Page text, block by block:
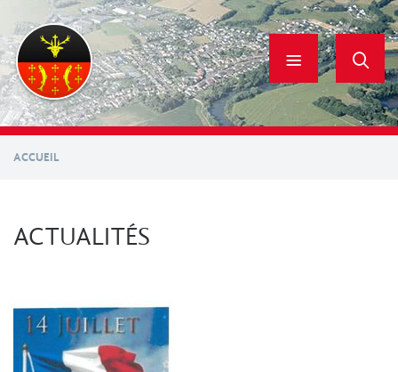
contenu
principal
ACCUEIL
ACTUALITÉS